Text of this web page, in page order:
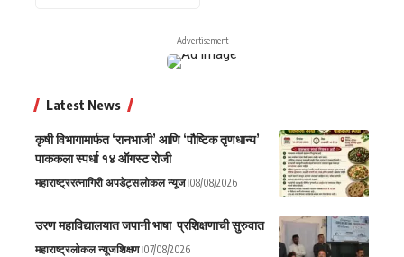
- Advertisement -
Latest News
कृषी विभागामार्फत ‘रानभाजी’ आणि ‘पौष्टिक तृणधान्य’
पाककला स्पर्धा १४ ऑगस्ट रोजी
महाराष्ट्ररत्नागिरी अपडेट्सलोकल न्यूज 08/08/2026
उरण महाविद्यालयात जपानी भाषा प्रशिक्षणाची सुरुवात
महाराष्ट्रलोकल न्यूजशिक्षण 07/08/2026